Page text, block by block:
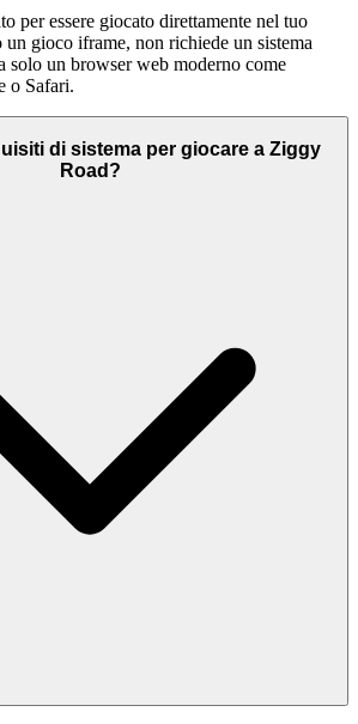
per essere giocato direttamente nel tuo
gioco iframe, non richiede un sistema
solo un browser web moderno come
o Safari.
di sistema per giocare a Ziggy
Road?